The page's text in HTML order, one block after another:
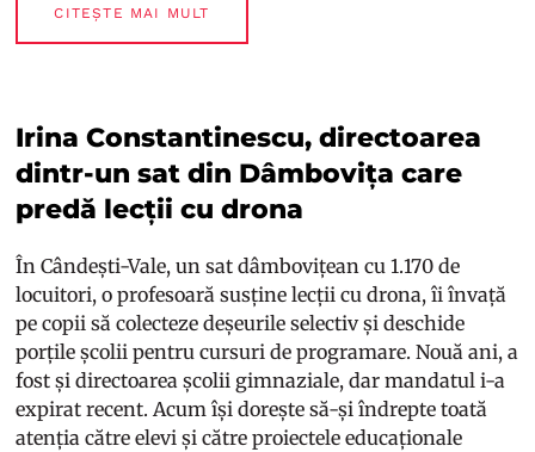
CITEȘTE MAI MULT
Irina Constantinescu, directoarea
dintr-un sat din Dâmbovița care
predă lecții cu drona
În Cândești-Vale, un sat dâmbovițean cu 1.170 de
locuitori, o profesoară susține lecții cu drona, îi învață
pe copii să colecteze deșeurile selectiv și deschide
porțile școlii pentru cursuri de programare. Nouă ani, a
fost și directoarea școlii gimnaziale, dar mandatul i-a
expirat recent. Acum își dorește să-și îndrepte toată
atenția către elevi și către proiectele educaționale